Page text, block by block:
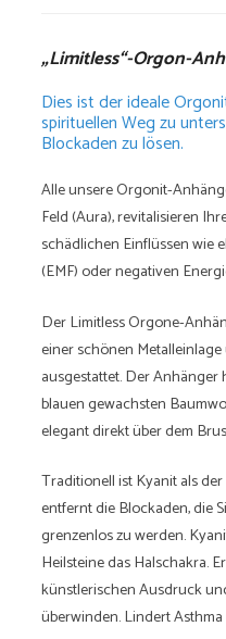
„Limitless“-Orgon-
Dies ist der ideale
spirituellen Weg zu
Blockaden zu lösen.
Alle unsere Orgonit-
Feld (Aura), revitalisieren
schädlichen Einflüssen wie
(EMF) oder negativen
Der Limitless Orgone-
einer schönen
ausgestattet. Der Anhänger
blauen gewachsten
elegant direkt über dem
Traditionell ist Kyanit als
entfernt die Blockaden, die
grenzenlos zu werden.
Heilsteine ​​das Halschakra.
künstlerischen Ausdruck
überwinden. Lindert